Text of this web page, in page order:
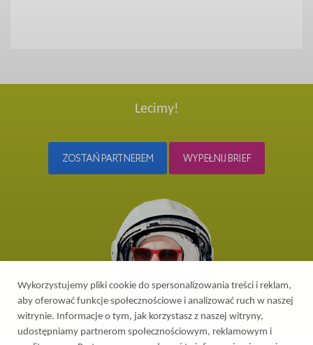
Lecimy!
ZOSTAŃ PARTNEREM WYPEŁNIJ BRIEF
Wykorzystujemy pliki cookie do spersonalizowania treści i reklam,
aby oferować funkcje społecznościowe i analizować ruch w naszej
witrynie. Informacje o tym, jak korzystasz z naszej witryny,
udostępniamy partnerom społecznościowym, reklamowym i